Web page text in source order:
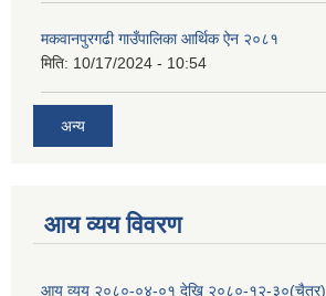
मकवानपुरगढी गाउँपालिका आर्थिक ‌‌‌ऐन २०८१
मिति: 10/17/2024 - 10:54
अन्य
आय व्यय विवरण
आय व्यय २०८०-०४-०१ देखि २०८०-१२-३०(चैत्र)